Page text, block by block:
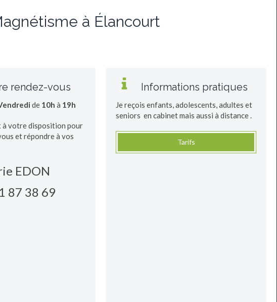
à Élancourt
rendez-vous
de 10h à 19h
à votre disposition pour
et répondre à vos
EDON
87 38 69
Informations pratiques
Je reçois enfants, adolescents, adultes et
seniors en cabinet mais aussi à distance .
Tarifs